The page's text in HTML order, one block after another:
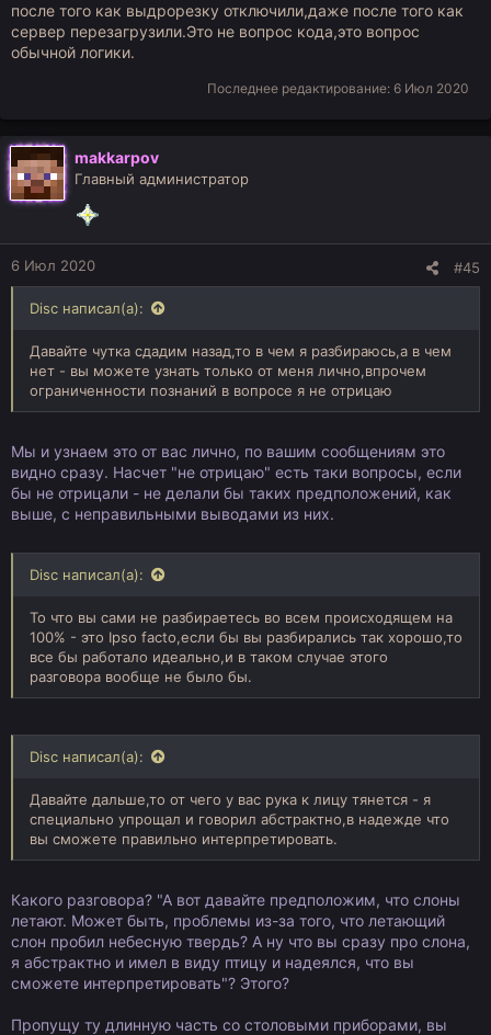
после того как выдрорезку отключили,даже после того как
сервер перезагрузили.Это не вопрос кода,это вопрос
обычной логики.
Последнее редактирование: 6 Июл 2020
makkarpov
Главный администратор
6 Июл 2020 #45
Disc написал(а):
Давайте чутка сдадим назад,то в чем я разбираюсь,а в чем
нет - вы можете узнать только от меня лично,впрочем
ограниченности познаний в вопросе я не отрицаю
Мы и узнаем это от вас лично, по вашим сообщениям это
видно сразу. Насчет "не отрицаю" есть таки вопросы, если
бы не отрицали - не делали бы таких предположений, как
выше, с неправильными выводами из них.
Disc написал(а):
То что вы сами не разбираетесь во всем происходящем на
100% - это Ipso facto,если бы вы разбирались так хорошо,то
все бы работало идеально,и в таком случае этого
разговора вообще не было бы.
Disc написал(а):
Давайте дальше,то от чего у вас рука к лицу тянется - я
специально упрощал и говорил абстрактно,в надежде что
вы сможете правильно интерпретировать.
Какого разговора? "А вот давайте предположим, что слоны
летают. Может быть, проблемы из-за того, что летающий
слон пробил небесную твердь? А ну что вы сразу про слона,
я абстрактно и имел в виду птицу и надеялся, что вы
сможете интерпретировать"? Этого?
Пропущу ту длинную часть со столовыми приборами, вы